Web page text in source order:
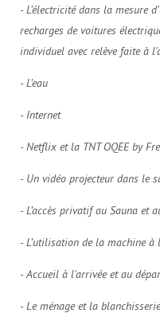
- L’électricité dans la mesure
recharges de voitures
individuel avec relève faite à
- L’eau
- Internet
- Netflix et la TNT OQEE by
- Un vidéo projecteur dans le
- L’accès privatif au Sauna et
- L’utilisation de la machine
- Accueil à l'arrivée et au
- Le ménage et la